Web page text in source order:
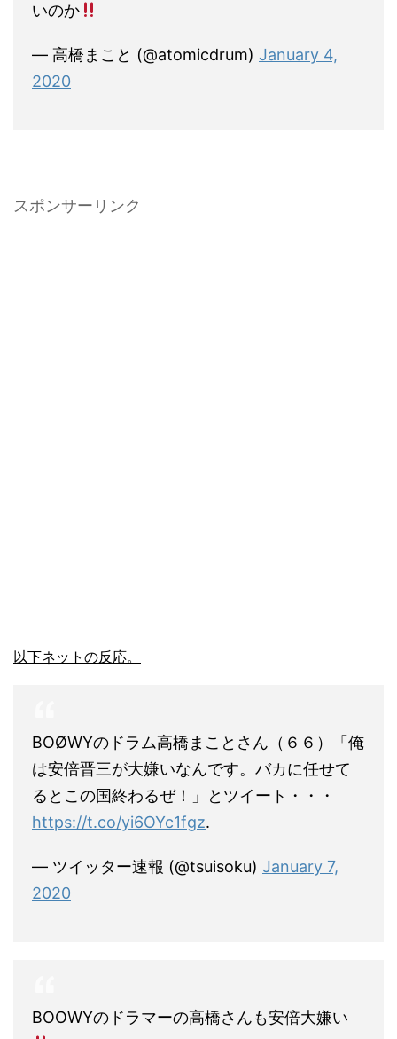
いのか
— 高橋まこと (@atomicdrum) January 4,
2020
スポンサーリンク
以下ネットの反応。
BOØWYのドラム高橋まことさん（６６）「俺
は安倍晋三が大嫌いなんです。バカに任せて
るとこの国終わるぜ！」とツイート・・・
https://t.co/yi6OYc1fgz.
— ツイッター速報 (@tsuisoku) January 7,
2020
BOOWYのドラマーの高橋さんも安倍大嫌い